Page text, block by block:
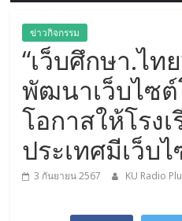
เพื่อ
พัฒนา
คุณภาพ
ชีวิต
ข่าวกิจกรรม
“เว็บศึกษา.ไ
พัฒนาเว็บไซต์
โอกาสให้โรง
ประเทศมีเว็บ
3 กันยายน 2567 KU Radio